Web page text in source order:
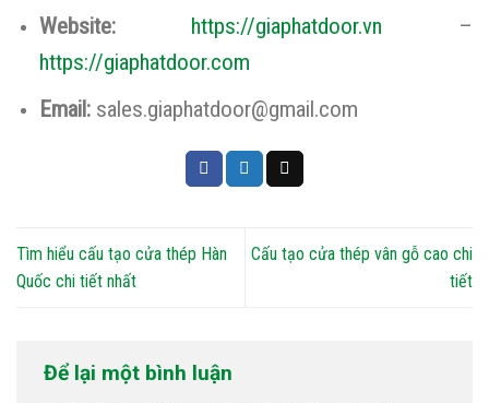
Website: https://giaphatdoor.vn –
https://giaphatdoor.com
Email: sales.giaphatdoor@gmail.com
Tìm hiểu cấu tạo cửa thép Hàn
Quốc chi tiết nhất
Cấu tạo cửa thép vân gỗ cao chi
tiết
Để lại một bình luận